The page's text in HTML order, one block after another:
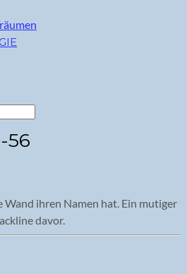
56
Wand ihren Namen hat. Ein mutiger
davor.